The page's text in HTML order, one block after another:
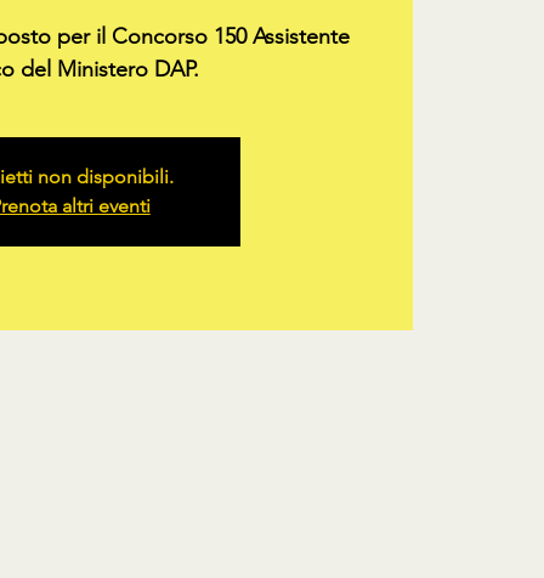
per il Concorso 150 Assistente
del Ministero DAP.
non disponibili.
altri eventi